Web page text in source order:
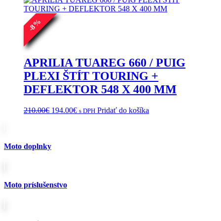
-
8
%
APRILIA TUAREG 660 / PUIG
PLEXI ŠTÍT TOURING +
DEFLEKTOR 548 X 400 MM
210.00€ Pôvodná
194.00€Aktuálna
s DPH Pridať do košíka
Moto doplnky
Moto príslušenstvo